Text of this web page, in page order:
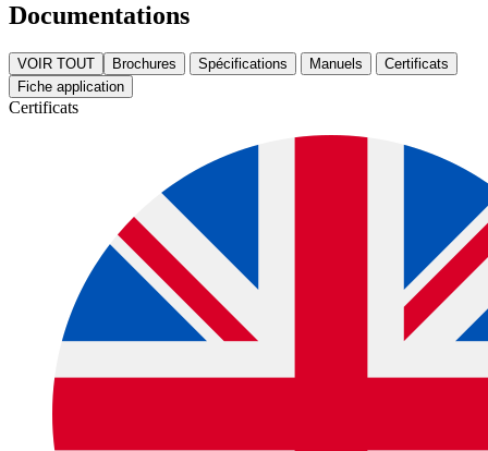
Documentations
VOIR TOUT Brochures Spécifications Manuels
Certificats
Fiche application
Certificats